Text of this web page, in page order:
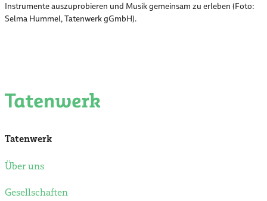
Instrumente auszuprobieren und Musik gemeinsam zu erleben (Foto:
Selma Hummel, Tatenwerk gGmbH).
Tatenwerk
Über uns
Gesellschaften